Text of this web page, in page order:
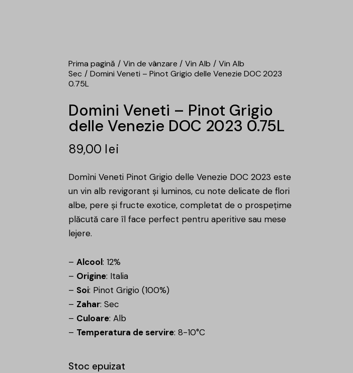
Prima pagină Vin de vânzare Vin Alb
Vin Alb
Sec
Domini Veneti – Pinot Grigio delle Venezie DOC 2023
0.75L
Domini Veneti – Pinot Grigio
delle Venezie DOC 2023 0.75L
89,00 lei
Domìni Veneti Pinot Grigio delle Venezie DOC 2023 este
un vin alb revigorant şi luminos, cu note delicate de flori
albe, pere și fructe exotice, completat de o prospeţime
plăcută care îl face perfect pentru aperitive sau mese
lejere.
– Alcool: 12%
– Origine: Italia
– Soi: Pinot Grigio (100%)
– Zahar: Sec
– Culoare: Alb
– Temperatura de servire: 8-10°C
Stoc epuizat